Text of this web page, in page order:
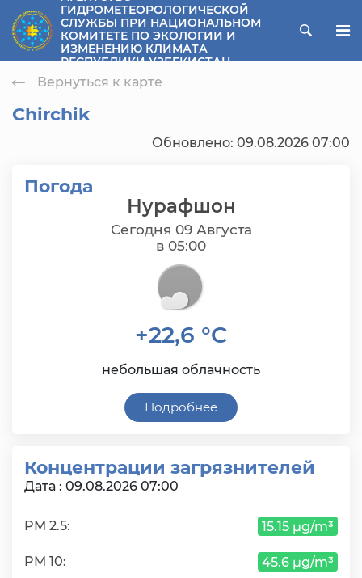
menu
ГИДРОМЕТЕОРОЛОГИЧЕСКОЙ
СЛУЖБЫ ПРИ НАЦИОНАЛЬНОМ
КОМИТЕТЕ ПО ЭКОЛОГИИ И
ИЗМЕНЕНИЮ КЛИМАТА
РЕСПУБЛИКИ УЗБЕКИСТАН
Вернуться к карте
Chirchik
Обновлено: 09.08.2026 07:00
Погода
Нурафшон
Сегодня 09 Августа
в 05:00
+22,6 °C
небольшая облачность
Подробнее
Концентрации загрязнителей
Дата : 09.08.2026 07:00
PM 2.5: 15.15 µg/m³
PM 10: 45.6 µg/m³